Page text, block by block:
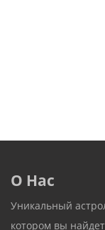
О Нас
Уникальный
котором вы